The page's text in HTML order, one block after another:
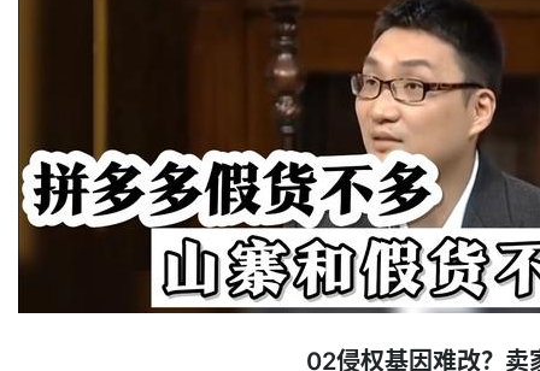
02侵权基因难改？卖